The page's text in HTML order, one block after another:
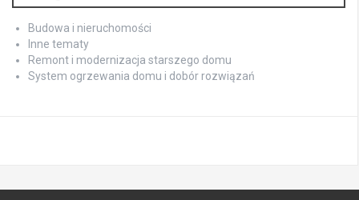
Budowa i nieruchomości
Inne tematy
Remont i modernizacja starszego domu
System ogrzewania domu i dobór rozwiązań